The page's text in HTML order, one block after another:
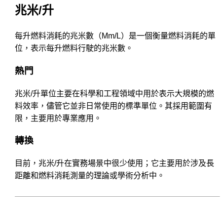
兆米/升
每升燃料消耗的兆米數（Mm/L）是一個衡量燃料消耗的單
位，表示每升燃料行駛的兆米數。
熱門
兆米/升單位主要在科學和工程領域中用於表示大規模的燃
料效率，儘管它並非日常使用的標準單位。其採用範圍有
限，主要用於專業應用。
轉換
目前，兆米/升在實務場景中很少使用；它主要用於涉及長
距離和燃料消耗測量的理論或學術分析中。